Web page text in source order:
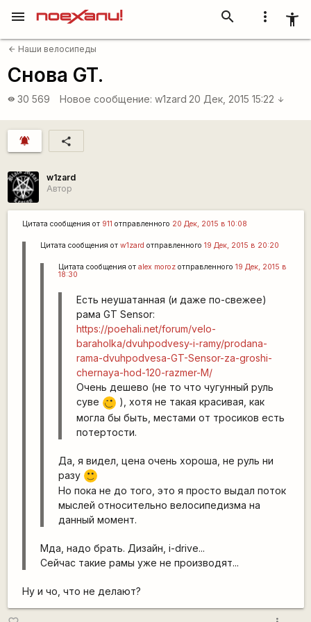
more_vert accessibility_new
search
menu
arrow_back Наши велосипеды
Снова GT.
visibility 30 569 Новое сообщение: w1zard 20 Дек, 2015 15:22 arrow_downward
notifications_active share
w1zard
Автор
Цитата сообщения от 911 отправленного 20 Дек, 2015 в 10:08
Цитата сообщения от w1zard отправленного 19 Дек, 2015 в 20:20
Цитата сообщения от alex morozотправленного 19 Дек, 2015 в
18:30
Есть неушатанная (и даже по-свежее)
рама GT Sensor:
https://poehali.net/forum/velo-
baraholka/dvuhpodvesy-i-ramy/prodana-
rama-dvuhpodvesa-GT-Sensor-za-groshi-
chernaya-hod-120-razmer-M/
Очень дешево (не то что чугунный руль
суве
;)
), хотя не такая красивая, как
могла бы быть, местами от тросиков есть
потертости.
Да, я видел, цена очень хороша, не руль ни
разу :)
Но пока не до того, это я просто выдал поток
мыслей относительно велосипедизма на
данный момент.
Мда, надо брать. Дизайн, i-drive...
Cейчас такие рамы уже не производят...
Ну и чо, что не делают?